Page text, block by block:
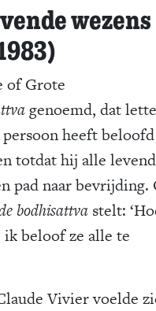
wezens
of Grote
genoemd, dat
persoon heeft
totdat hij alle
pad naar bevrijding.
bodhisattvastelt:
ik beloof ze alle te
Vivier voelde